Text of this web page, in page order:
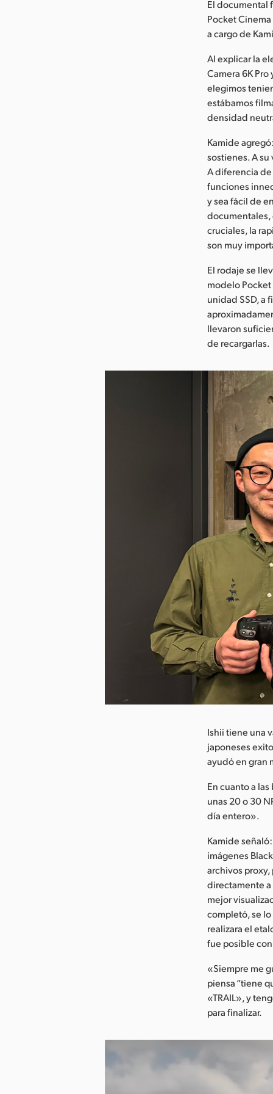
El documental
Pocket
a cargo de
Al explicar la
Camera 6K
elegimos
estábamos
densidad
Kamide
sostienes. A
A diferencia
funciones
y sea fácil de
documentales,
cruciales, la
son muy
El rodaje se
modelo Pocket
unidad SSD, a
llevaron
de recargarlas.
Ishii tiene una
japoneses
ayudó en gran
En cuanto a
unas 20 o 30
día entero».
Kamide
imágenes
archivos
directamente a
mejor
completó, se
realizara el
fue posible
«Siempre me
piensa “tiene
«TRAIL», y
para finalizar.